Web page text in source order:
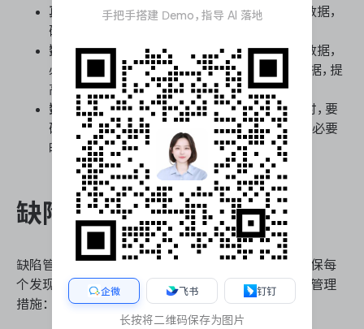
真实性：
测试数据应尽量模拟真实业务场景的数据，
确保测试结果的实际意义和应用价值。
数据生成：根据需求手动生成或自动生成测试数据，
必要时可以使用数据生成工具生成大量测试数据，提
高测试覆盖率。
数据安全性：在准备涉及敏感信息的测试数据时，要
确保数据的安全性，避免泄露用户的隐私信息，必要
时可以对数据进行匿名化处理。
缺陷管理与跟踪
缺陷管理与跟踪是测试过程中的重要环节，目的是确保每
个发现的问题都能及时得到解决。以下是有效的缺陷管理
措施：
手把手搭建 Demo，指导 AI 落地
企微 飞书 钉钉
长按将二维码保存为图片